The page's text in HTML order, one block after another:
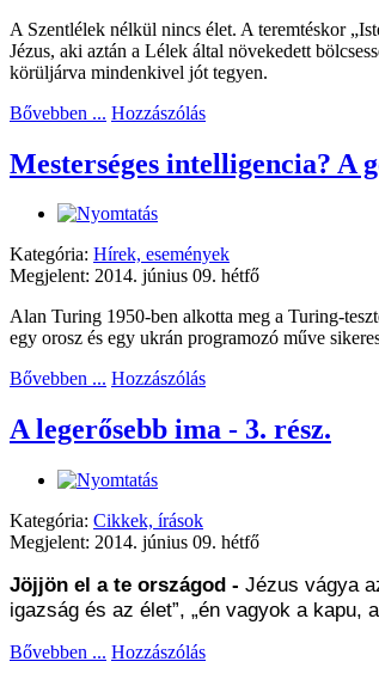
A Szentlélek nélkül nincs élet. A teremtéskor
Jézus, aki aztán a Lélek által növekedett
körüljárva mindenkivel jót tegyen.
Bővebben ... Hozzászólás
Mesterséges intelligencia? A
Kategória: Hírek, események
Megjelent: 2014. június 09. hétfő
Alan Turing 1950-ben alkotta meg a Turing-
egy orosz és egy ukrán programozó műve
Bővebben ... Hozzászólás
A legerősebb ima - 3. rész.
Kategória: Cikkek, írások
Megjelent: 2014. június 09. hétfő
Jöjjön el a te országod - Jézus vágya
igazság és az élet”, „én vagyok a kapu,
Bővebben ... Hozzászólás